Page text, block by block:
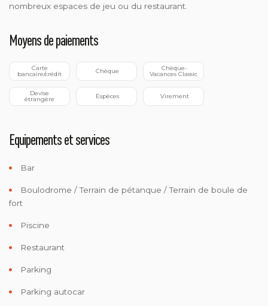
nombreux espaces de jeu ou du restaurant.
Moyens de paiements
bancaire/crédit Chèque Vacances Classic
étrangère Espèces Virement
Equipements et services
Bar
Boulodrome / Terrain de pétanque / Terrain de boule de
fort
Piscine
Restaurant
Parking
Parking autocar